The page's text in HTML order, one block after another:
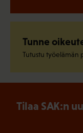
Tunne
Tutustu työelämän
Tilaa SAK:n